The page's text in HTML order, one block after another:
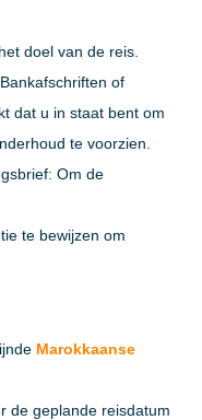
doel van de reis.
Bankafschriften of
dat u in staat bent om
te voorzien.
Om de
te bewijzen om
Marokkaanse
de geplande reisdatum